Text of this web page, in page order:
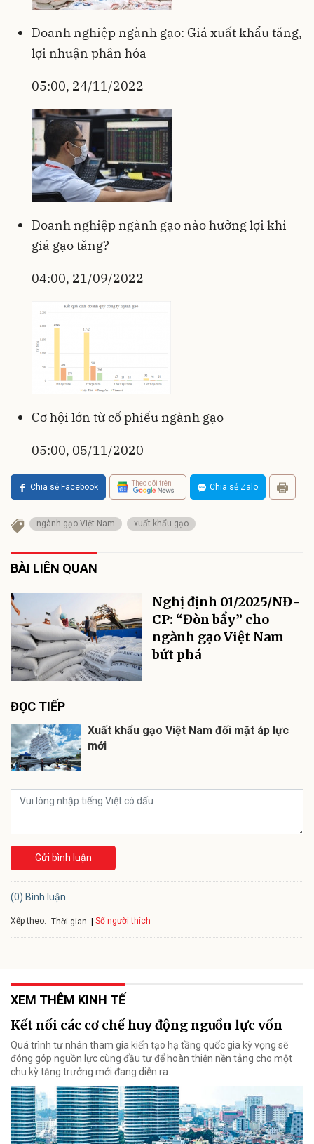
Doanh nghiệp ngành gạo: Giá xuất khẩu tăng,
lợi nhuận phân hóa
05:00, 24/11/2022
Doanh nghiệp ngành gạo nào hưởng lợi khi
giá gạo tăng?
04:00, 21/09/2022
Cơ hội lớn từ cổ phiếu ngành gạo
05:00, 05/11/2020
Chia sẻ Facebook Theo dõi trên Chia sẻ Zalo
ngành gạo Việt Nam xuất khẩu gạo
BÀI LIÊN QUAN
Nghị định 01/2025/NĐ-
CP: “Đòn bẩy” cho
ngành gạo Việt Nam
bứt phá
ĐỌC TIẾP
Xuất khẩu gạo Việt Nam đối mặt áp lực
mới
Gửi bình luận
(0) Bình luận
Xếp theo: Thời gian Số người thích
XEM THÊM KINH TẾ
Kết nối các cơ chế huy động nguồn lực vốn
Quá trình tư nhân tham gia kiến tạo hạ tầng quốc gia kỳ vọng sẽ
đóng góp nguồn lực cùng đầu tư để hoàn thiện nền tảng cho một
chu kỳ tăng trưởng mới đang diễn ra.